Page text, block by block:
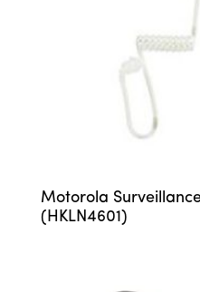
Motorola
(HKLN4601)